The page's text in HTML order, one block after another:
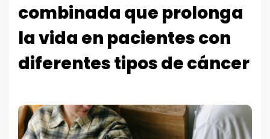
combinada que prolonga
la vida en pacientes con
diferentes tipos de cáncer